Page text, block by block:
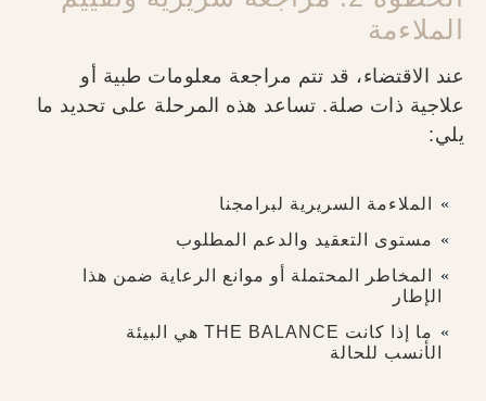
الملاءمة
عند الاقتضاء، قد تتم مراجعة معلومات طبية أو
علاجية ذات صلة. تساعد هذه المرحلة على تحديد ما
يلي:
الملاءمة السريرية لبرامجنا
مستوى التعقيد والدعم المطلوب
المخاطر المحتملة أو موانع الرعاية ضمن هذا
الإطار
ما إذا كانت THE BALANCE هي البيئة
الأنسب للحالة